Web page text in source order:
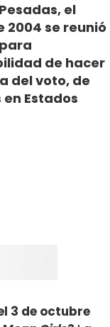
el
2004 se reunió
de hacer
del voto, de
Estados
3 de octubre